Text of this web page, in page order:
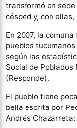
transformó en
césped y, con
En 2007, la
pueblos
según las
Social de Poblados
(Responde).
El pueblo tiene
bella escrita por
Andrés Chazarreta: